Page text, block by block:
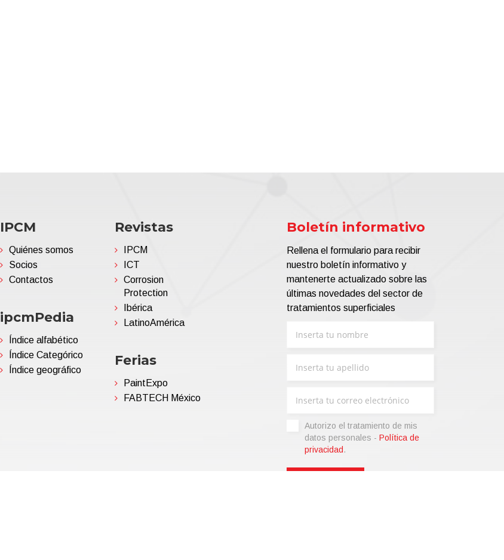
IPCM
Quiénes somos
Socios
Contactos
ipcmPedia
Índice alfabético
Índice Categórico
Índice geográfico
Revistas
IPCM
ICT
Corrosion
Protection
Ibérica
LatinoAmérica
Ferias
PaintExpo
FABTECH México
Boletín informativo
Rellena el formulario para recibir
nuestro boletín informativo y
mantenerte actualizado sobre las
últimas novedades del sector de
tratamientos superficiales
Autorizo ​​el tratamiento de mis
datos personales - Política de
privacidad .